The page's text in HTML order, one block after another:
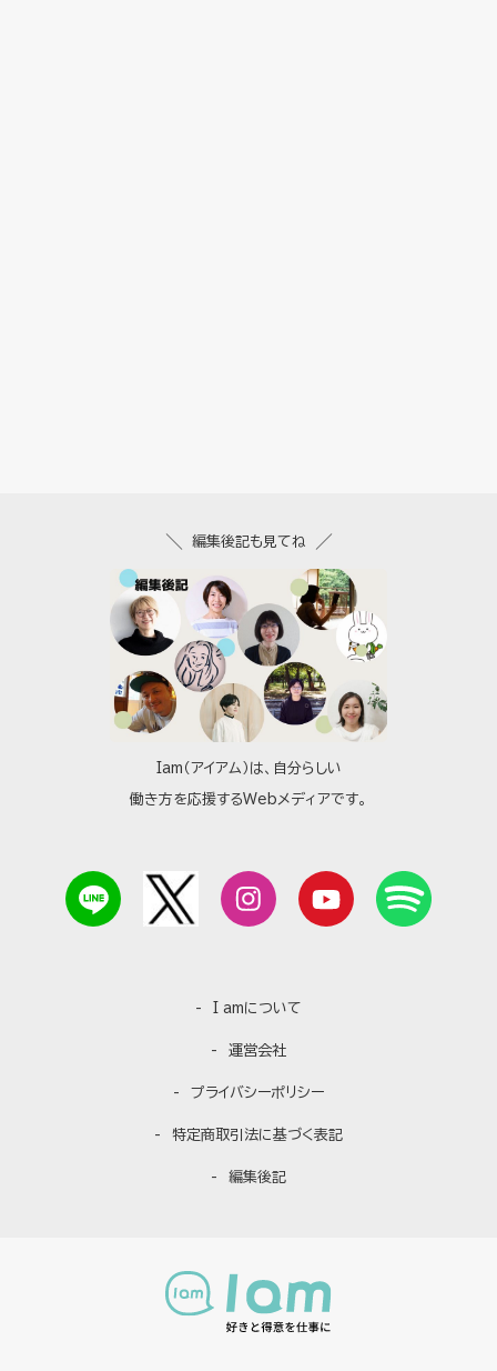
Iam（アイアム）は、自分らしい
働き方を応援するWebメディアです。
I amについて
運営会社
プライバシーポリシー
特定商取引法に基づく表記
編集後記
編集後記も見てね